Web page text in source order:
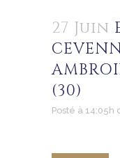
27 Juin
(30)
Posté à 14:05h